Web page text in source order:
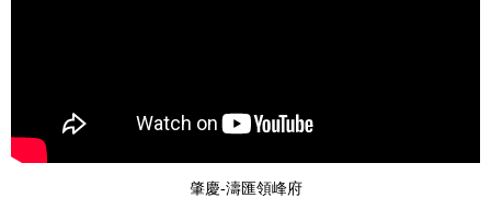
肇慶-濤匯領峰府